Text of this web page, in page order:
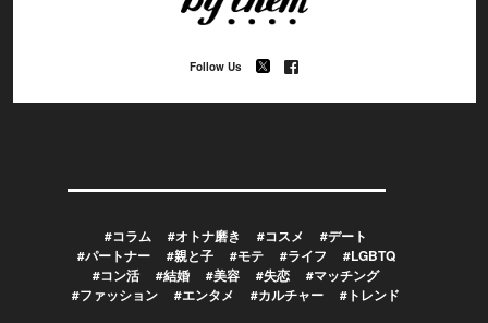
Follow Us
#コラム #オトナ磨き #コスメ
#デート
#パートナー
#親と子 #モテ #ライフ
#LGBTQ
#コン活
#結婚 #美容 #失恋
#マッチング
#ファッション
#エンタメ #カルチャー #トレンド